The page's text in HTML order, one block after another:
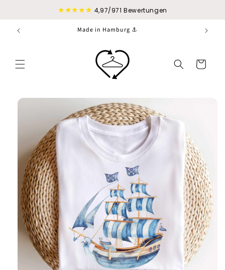
★★★★★ 4,97/971 Bewertungen
Made in Hamburg ⚓
Warenkorb